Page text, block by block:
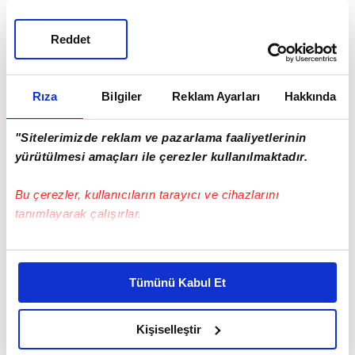
Rıza Bilgiler Reklam Ayarları Hakkında
"Sitelerimizde reklam ve pazarlama faaliyetlerinin
yürütülmesi amaçları ile çerezler kullanılmaktadır.
Bu çerezler, kullanıcıların tarayıcı ve cihazlarını
tanımlayarak çalışırlar.
Bu çerezlere izin vermeniz halinde sizlere özel
daha iyi reklam deneyimi yaşatabiliriz. Bunu yaparken
amacımızın size daha iyi bir reklam deneyimi sunmak
olduğunu ve sizlere en iyi içerikleri sunabilmek adına
elimizden gelen çabayı gösterdiğimizi ve bu noktada,
Tümünü Kabul Et
Kişiselleştir
Reddet